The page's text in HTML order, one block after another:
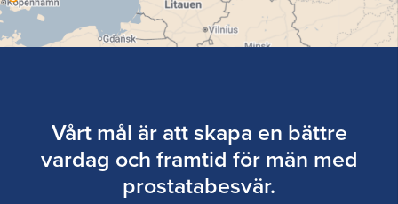
Vårt mål är att skapa en bättre
vardag och framtid för män med
prostatabesvär.